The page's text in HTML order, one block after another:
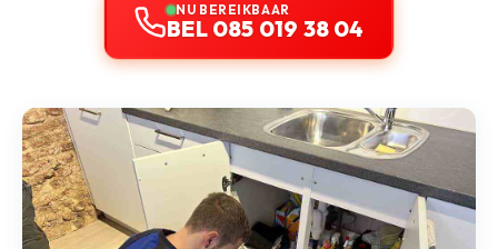
NU BEREIKBAAR
BEL 085 019 38 04